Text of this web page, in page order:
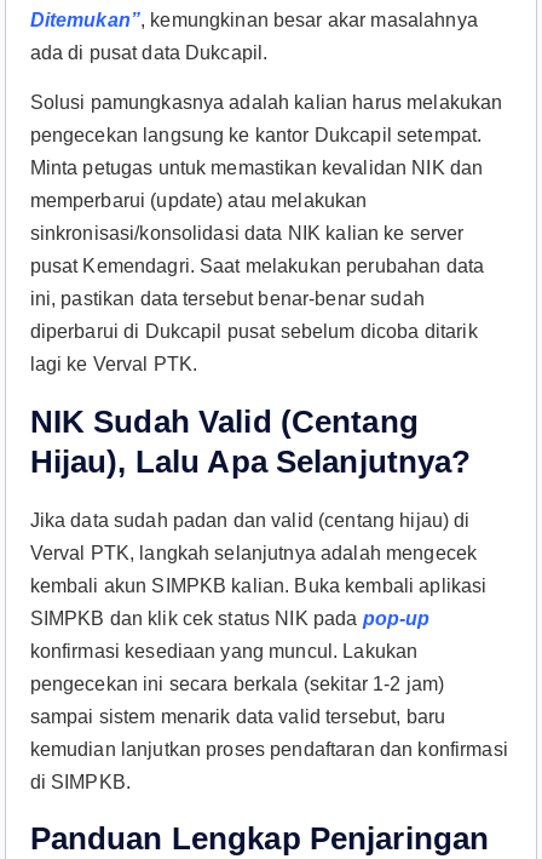
Ditemukan”, kemungkinan besar akar masalahnya
ada di pusat data Dukcapil.
Solusi pamungkasnya adalah kalian harus melakukan
pengecekan langsung ke kantor Dukcapil setempat.
Minta petugas untuk memastikan kevalidan NIK dan
memperbarui (update) atau melakukan
sinkronisasi/konsolidasi data NIK kalian ke server
pusat Kemendagri. Saat melakukan perubahan data
ini, pastikan data tersebut benar-benar sudah
diperbarui di Dukcapil pusat sebelum dicoba ditarik
lagi ke Verval PTK.
NIK Sudah Valid (Centang
Hijau), Lalu Apa Selanjutnya?
Jika data sudah padan dan valid (centang hijau) di
Verval PTK, langkah selanjutnya adalah mengecek
kembali akun SIMPKB kalian. Buka kembali aplikasi
SIMPKB dan klik cek status NIK pada pop-up
konfirmasi kesediaan yang muncul. Lakukan
pengecekan ini secara berkala (sekitar 1-2 jam)
sampai sistem menarik data valid tersebut, baru
kemudian lanjutkan proses pendaftaran dan konfirmasi
di SIMPKB.
Panduan Lengkap Penjaringan